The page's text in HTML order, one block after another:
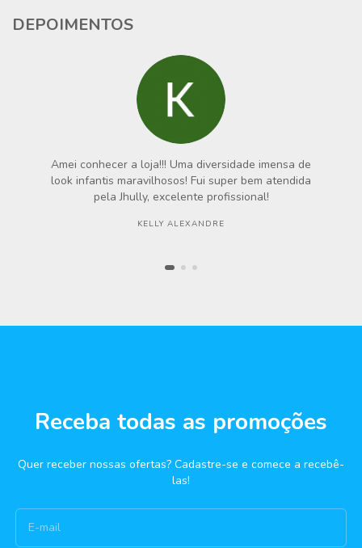
DEPOIMENTOS
Amei conhecer a loja!!! Uma diversidade imensa de
look infantis maravilhosos! Fui super bem atendida
pela Jhully, excelente profissional!
KELLY ALEXANDRE
Receba todas as promoções
Quer receber nossas ofertas? Cadastre-se e comece a recebê-
las!